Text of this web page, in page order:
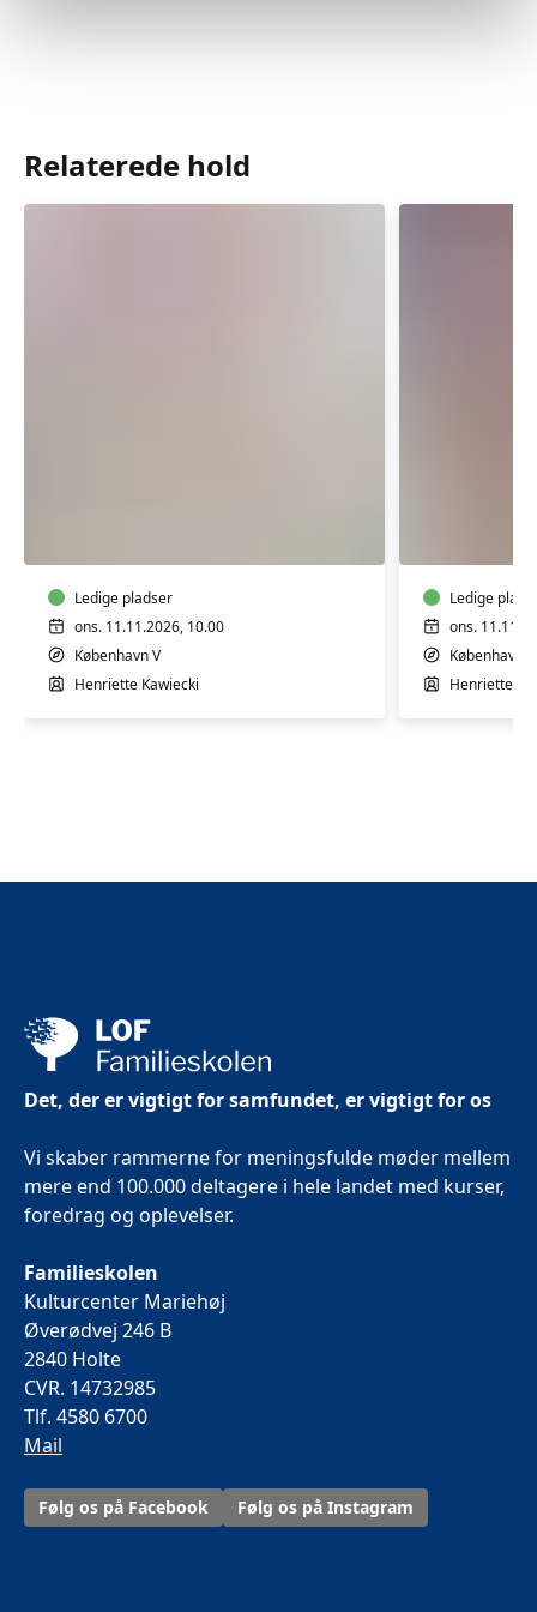
Relaterede hold
Ledige pladser
ons. 11.11.2026, 10.00
København V
Henriette Kawiecki
Ledige
ons.
København V
Henriette
Det, der er vigtigt for samfundet, er vigtigt for os
Vi skaber rammerne for meningsfulde møder mellem
mere end 100.000 deltagere i hele landet med kurser,
foredrag og oplevelser.
Familieskolen
Kulturcenter Mariehøj
Øverødvej 246 B
2840 Holte
CVR. 14732985
Tlf. 4580 6700
Mail
Følg os på Facebook Følg os på Instagram